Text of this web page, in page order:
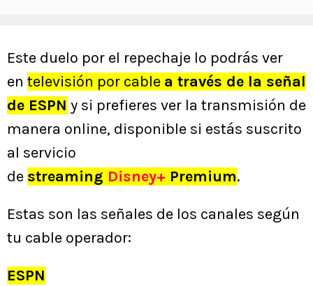
Este duelo por el repechaje lo podrás ver
en televisión por cable a través de la señal
de ESPN y si prefieres ver la transmisión de
manera online, disponible si estás suscrito
al servicio
de streaming Disney+ Premium.
Estas son las señales de los canales según
tu cable operador:
ESPN